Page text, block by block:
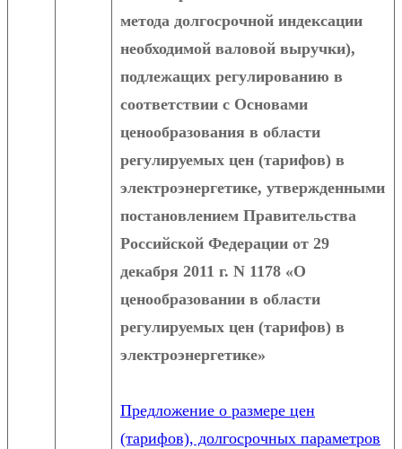
метода долгосрочной индексации
необходимой валовой выручки),
подлежащих регулированию в
соответствии с Основами
ценообразования в области
регулируемых цен (тарифов) в
электроэнергетике, утвержденными
постановлением Правительства
Российской Федерации от 29
декабря 2011 г. N 1178 «О
ценообразовании в области
регулируемых цен (тарифов) в
электроэнергетике»
Предложение о размере цен
(тарифов), долгосрочных параметров